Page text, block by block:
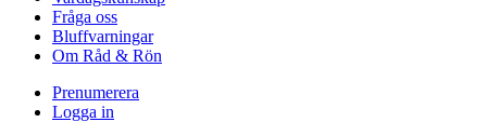
Fråga oss
Bluffvarningar
Om Råd & Rön
Prenumerera
Logga in